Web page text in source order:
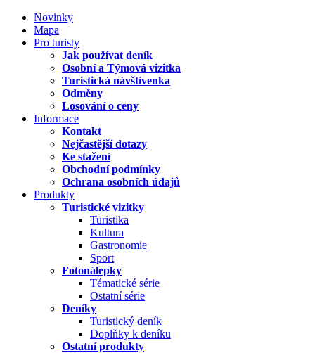
Novinky
Mapa
Pro turisty
Jak používat deník
Osobní a Týmová vizitka
Turistická návštívenka
Odměny
Losování o ceny
Informace
Kontakt
Nejčastější dotazy
Ke stažení
Obchodní podmínky
Ochrana osobních údajů
Produkty
Turistické vizitky
Turistika
Kultura
Gastronomie
Sport
Fotonálepky
Tématické série
Ostatní série
Deníky
Turistický deník
Doplňky k deníku
Ostatní produkty